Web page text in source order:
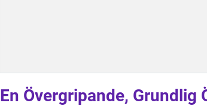
En Övergripande, Grundlig